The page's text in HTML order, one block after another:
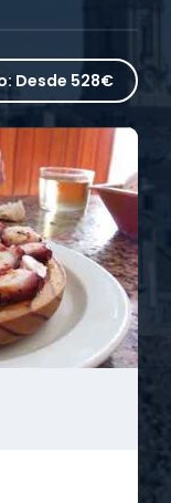
Desde 528€